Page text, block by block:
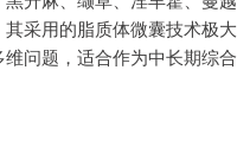
采用的脂质体微囊技术极大
问题，适合作为中长期综合